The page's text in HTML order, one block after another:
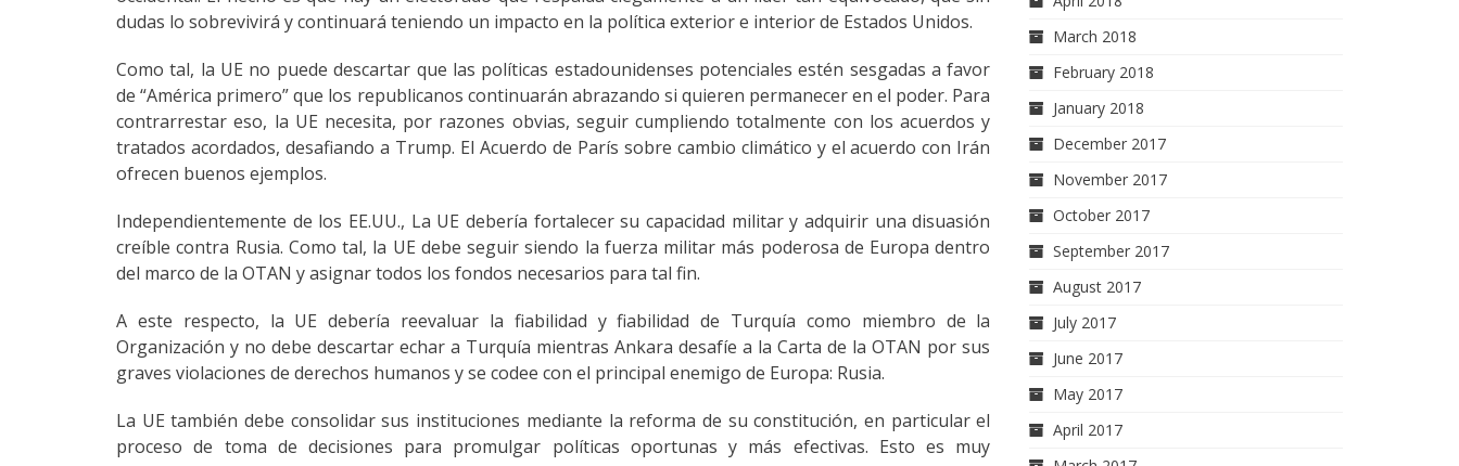
dudas lo sobrevivirá y continuará teniendo un impacto en la política exterior e interior de Estados Unidos.
Como tal, la UE no puede descartar que las políticas estadounidenses potenciales estén sesgadas a favor
de “América primero” que los republicanos continuarán abrazando si quieren permanecer en el poder. Para
contrarrestar eso, la UE necesita, por razones obvias, seguir cumpliendo totalmente con los acuerdos y
tratados acordados, desafiando a Trump. El Acuerdo de París sobre cambio climático y el acuerdo con Irán
ofrecen buenos ejemplos.
Independientemente de los EE.UU., La UE debería fortalecer su capacidad militar y adquirir una disuasión
creíble contra Rusia. Como tal, la UE debe seguir siendo la fuerza militar más poderosa de Europa dentro
del marco de la OTAN y asignar todos los fondos necesarios para tal fin.
A este respecto, la UE debería reevaluar la fiabilidad y fiabilidad de Turquía como miembro de la
Organización y no debe descartar echar a Turquía mientras Ankara desafíe a la Carta de la OTAN por sus
graves violaciones de derechos humanos y se codee con el principal enemigo de Europa: Rusia.
La UE también debe consolidar sus instituciones mediante la reforma de su constitución, en particular el
proceso de toma de decisiones para promulgar políticas oportunas y más efectivas. Esto es muy
March 2018
February 2018
January 2018
December 2017
November 2017
October 2017
September 2017
August 2017
July 2017
June 2017
May 2017
April 2017